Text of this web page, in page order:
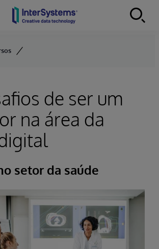
de ser um
na área da
setor da saúde